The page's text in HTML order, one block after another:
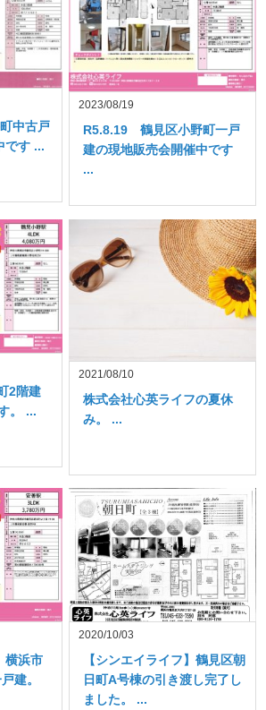
中古戸
です ...
2023/08/19
R5.8.19 鶴見区小野町一戸
建の現地販売会開催中です
...
2階建
。 ...
2021/08/10
株式会社心英ライフの夏休
み。 ...
横浜市
建。
2020/10/03
【シンエイライフ】鶴見区朝
日町A号棟の引き渡し完了し
ました。 ...